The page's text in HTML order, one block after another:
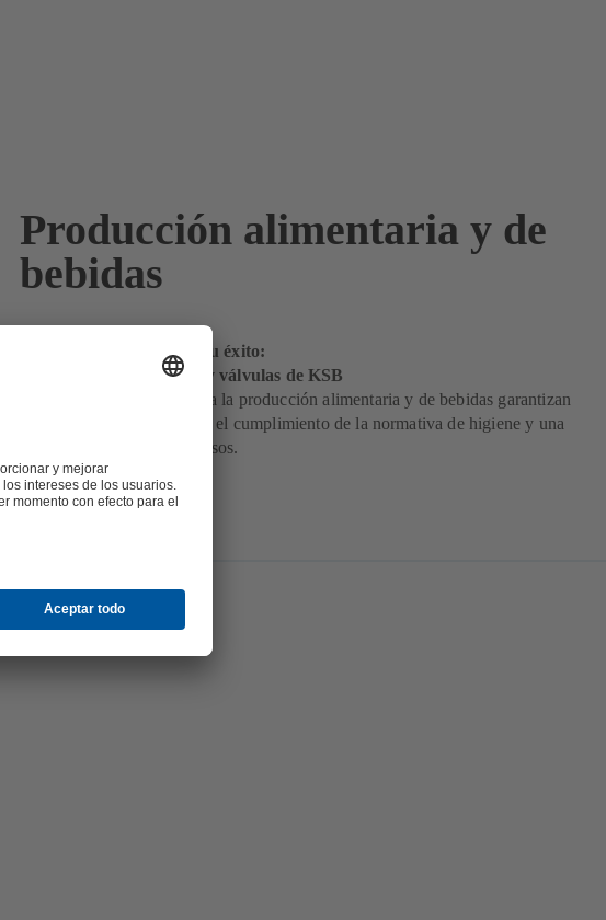
Producción alimentaria y de
bebidas
La receta perfecta para su éxito:
las bombas alimentarias y válvulas de KSB
Los productos de KSB para la producción alimentaria y de bebidas garantizan
siempre la máxima calidad, el cumplimiento de la normativa de higiene y una
total fiabilidad de los procesos.